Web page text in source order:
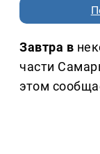
Завтра в
части
этом